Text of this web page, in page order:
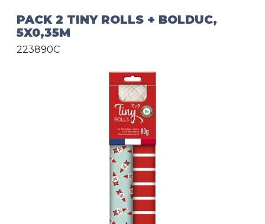
Cuir & trousses
RETROUVEZ NOS COLLECTIONS
PACK 2 TINY ROLLS + BOLDUC,
5X0,35M
223890C